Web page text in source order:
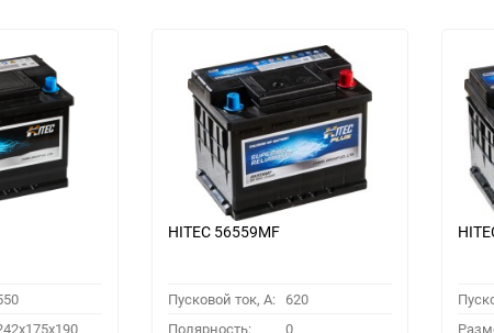
HITEC 56559MF
Пусковой ток, A: 620